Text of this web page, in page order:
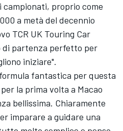
proprio come
a metà del decennio
TCR UK Touring Car
di partenza perfetto per
iniziare".
fantastica per questa
la prima volta a Macao
bellissima. Chiaramente
imparare a guidare una